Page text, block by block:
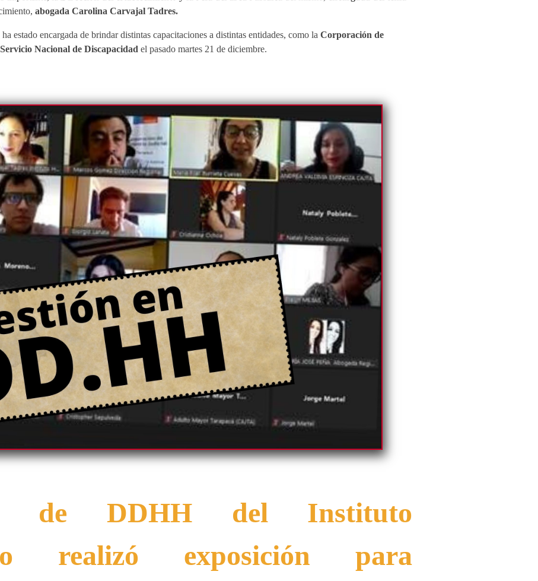
abogada Carolina Carvajal Tadres.
estado encargada de brindar distintas capacitaciones a distintas entidades, como la Corporación de
Servicio Nacional de Discapacidadel pasado martes 21 de diciembre.
de DDHH del Instituto
realizó exposición para